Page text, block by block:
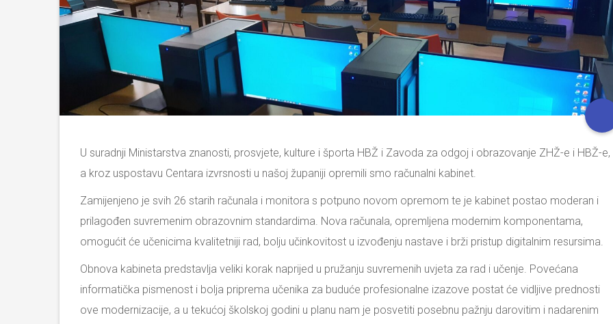
U suradnji Ministarstva znanosti, prosvjete, kulture i športa HBŽ i Zavoda za odgoj i obrazovanje ZHŽ-e i HBŽ-e,
a kroz uspostavu Centara izvrsnosti u našoj županiji opremili smo računalni kabinet.
Zamijenjeno je svih 26 starih računala i monitora s potpuno novom opremom te je kabinet postao moderan i
prilagođen suvremenim obrazovnim standardima. Nova računala, opremljena modernim komponentama,
omogućit će učenicima kvalitetniji rad, bolju učinkovitost u izvođenju nastave i brži pristup digitalnim resursima.
Obnova kabineta predstavlja veliki korak naprijed u pružanju suvremenih uvjeta za rad i učenje. Povećana
informatička pismenost i bolja priprema učenika za buduće profesionalne izazove postat će vidljive prednosti
ove modernizacije, a u tekućoj školskoj godini u planu nam je posvetiti posebnu pažnju darovitim i nadarenim
2026./2027. godini
2025./2026.